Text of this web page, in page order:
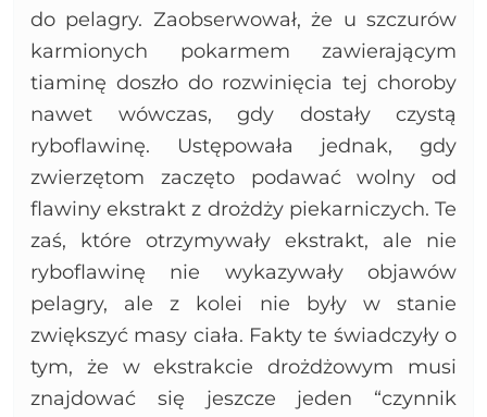
do pelagry. Zaobserwował, że u szczurów
karmionych pokarmem zawierającym
tiaminę doszło do rozwinięcia tej choroby
nawet wówczas, gdy dostały czystą
ryboflawinę. Ustępowała jednak, gdy
zwierzętom zaczęto podawać wolny od
flawiny ekstrakt z drożdży piekarniczych. Te
zaś, które otrzymywały ekstrakt, ale nie
ryboflawinę nie wykazywały objawów
pelagry, ale z kolei nie były w stanie
zwiększyć masy ciała. Fakty te świadczyły o
tym, że w ekstrakcie drożdżowym musi
znajdować się jeszcze jeden “czynnik